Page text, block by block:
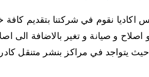
اكاديا نقوم في شركتنا بتقديم
و صيانة و تغير بالاضافة الى
حيث يتواجد في مراكز بنشر متنقل